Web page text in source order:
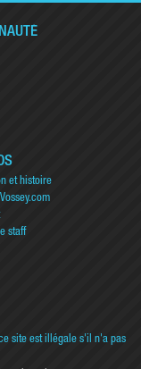
et histoire
staff
site est illégale s'il n'a pas